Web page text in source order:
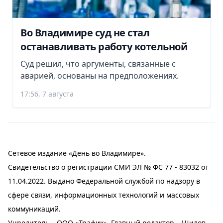
Во Владимире суд не стал
останавливать работу котельной
Суд решил, что аргументы, связанные с
аварией, основаны на предположениях.
17:56, 7 августа
Сетевое издание «День во Владимире».
Свидетельство о регистрации СМИ ЭЛ № ФС 77 - 83032 от
11.04.2022. Выдано Федеральной службой по надзору в
сфере связи, информационных технологий и массовых
коммуникаций.